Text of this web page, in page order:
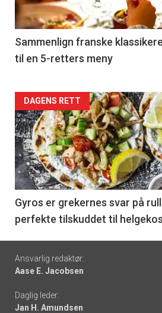
-
5
Sammenlign franske
til en 5-retters meny
Forsiden
akkurat
nå
-
6
DAGENS RETT
Gyros er grekernes svar på
perfekte tilskuddet til
Footer
-
links
Ansvarlig redaktør:
Aase E. Jacobsen
Daglig leder:
Jan H. Amundsen